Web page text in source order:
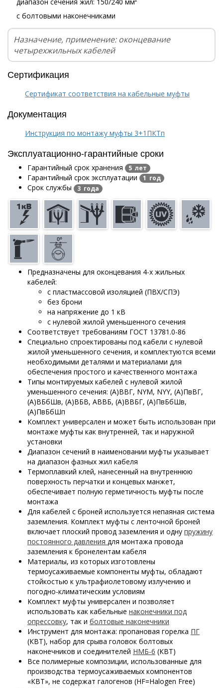
с болтовыми наконечниками
Назначение, применение: оконцевание
четырехжильных кабелей
Сертификация
Сертификат соответствия на кабельные муфты
Документация
Инструкция по монтажу муфты 3+1ПКТп
Эксплуатационно-гарантийные сроки
Гарантийный срок хранения 5 лет
Гарантийный срок эксплуатации 1 год
Срок службы 3 года
Предназначены для оконцевания 4-х жильных
кабелей:
с пластмассовой изоляцией (ПВХ/СПЭ)
без брони
на напряжение до 1 кВ
с нулевой жилой уменьшенного сечения
Соответствует требованиям ГОСТ 13781.0-86
Специально спроектированы под кабели с нулевой
жилой уменьшенного сечения, и комплектуются всеми
необходимыми деталями и материалами для
обеспечения простого и качественного монтажа
Типы монтируемых кабелей с нулевой жилой
уменьшенного сечения: (А)ВВГ, NYM, NYY, (А)ПвВГ,
(А)ВБбШв, (А)ВБВ, АВВБ, (А)ВВБГ, (А)ПвБбШв,
(А)ПвБбШп
Комплект универсален и может быть использован при
монтаже муфты как внутренней, так и наружной
установки
Диапазон сечений в наименовании муфты указывает
на диапазон фазных жил кабеля
Термоплавкий клей, нанесенный на внутреннюю
поверхность перчатки и концевых манжет,
обеспечивает полную герметичность муфты после
монтажа
Для кабелей с броней используется непаяная система
заземления. Комплект муфты с ленточной броней
включает плоский провод заземления и одну пружину
постоянного давления для монтажа провода
заземления к бронелентам кабеля
Материалы, из которых изготовлены
термоусаживаемые компоненты муфты, обладают
стойкостью к ультрафиолетовому излучению и
погодно-климатическим условиям
Комплект муфты универсален и позволяет
использовать как кабельные наконечники под
опрессовку, так и болтовые наконечники
Инструмент для монтажа: пропановая горелка ПГ
(КВТ), набор для срыва головок болтовых
наконечников и соединителей НМБ-6 (КВТ)
Все полимерные композиции, использованные для
производства термоусаживаемых компонентов
«КВТ», не содержат галогенов (HF=Halogen Free)